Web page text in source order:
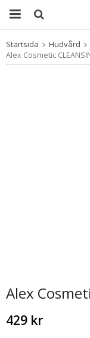
Startsida Hudvård
Alex Cosmetic
Alex
429 kr